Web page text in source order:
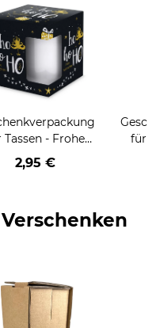
Tassen - Frohe
- HO
HO - schwarz
2,95 €
für